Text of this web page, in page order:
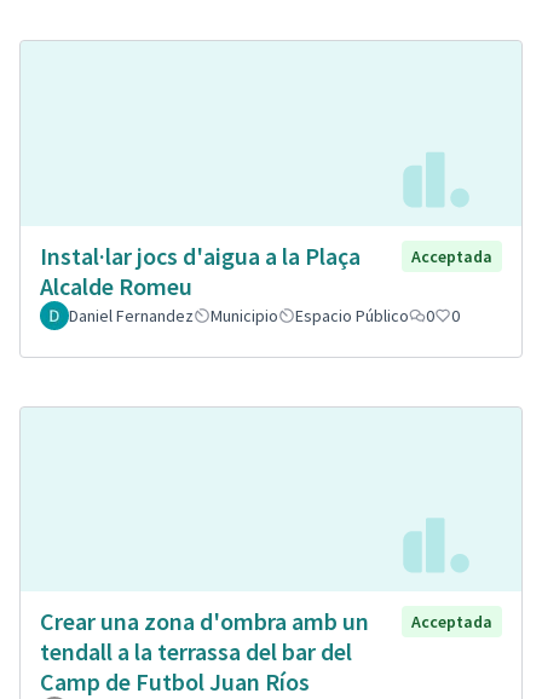
Instal·lar jocs d'aigua a la Plaça
Alcalde Romeu
Acceptada
Daniel Fernandez Municipio Espacio Público 0 0
Crear una zona d'ombra amb un
tendall a la terrassa del bar del
Camp de Futbol Juan Ríos
Acceptada